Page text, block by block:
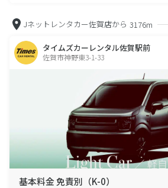
Jネットレンタカー佐賀店から 3176m
タイムズカーレンタル佐賀駅前
佐賀市神野東3-1-33
基本料金 免責別（K-0）